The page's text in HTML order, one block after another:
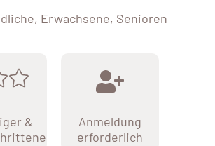
Erwachsene, Senioren
&
Anmeldung
erforderlich